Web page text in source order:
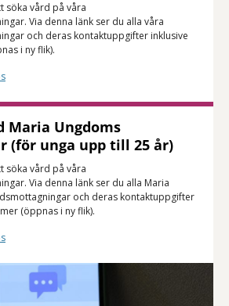
söka vård på våra
Via denna länk ser du alla våra
och deras kontaktuppgifter inklusive
i ny flik).
Maria Ungdoms
(för unga upp till 25 år)
söka vård på våra
Via denna länk ser du alla Maria
och deras kontaktuppgifter
(öppnas i ny flik).